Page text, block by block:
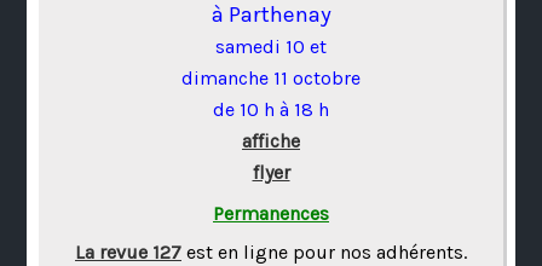
à Parthenay
samedi 10 et
dimanche 11 octobre
de 10 h à 18 h
affiche
flyer
Permanences
La revue 127 est en ligne pour nos adhérents.